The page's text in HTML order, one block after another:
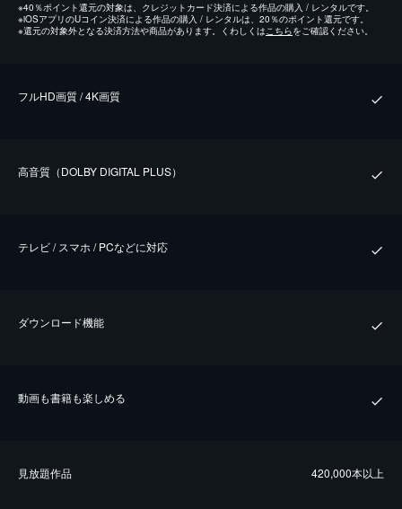
※40％ポイント還元の対象は、クレジットカード決済による作品の購入 / レンタルです。
※iOSアプリのUコイン決済による作品の購入 / レンタルは、20％のポイント還元です。
※還元の対象外となる決済方法や商品があります。くわしくはこちらをご確認ください。
フルHD画質 / 4K画質
⾼⾳質（DOLBY DIGITAL PLUS）
テレビ / スマホ / PCなどに対応
ダウンロード機能
動画も書籍も楽しめる
⾒放題作品 420,000本以上